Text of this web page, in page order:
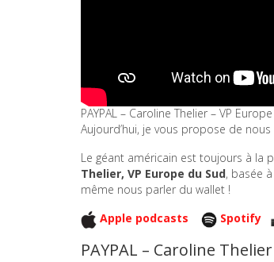
PAYPAL – Caroline Thelier – VP
Aujourd’hui, je vous propose de
Le géant américain est toujours à la
Thelier, VP Europe du Sud, basée
même nous parler du wallet !
Apple podcasts
Spotify
PAYPAL – Caroline